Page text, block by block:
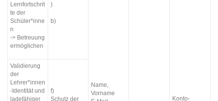
Name,
Vorname
Konto-
Lernfortschrit
te der
Schüler*inne
n
-> Betreuung
ermöglichen
)
b)
Validierung
der
Lehrer*innen
-Identität und
ladefähiger
f)
Schutz der